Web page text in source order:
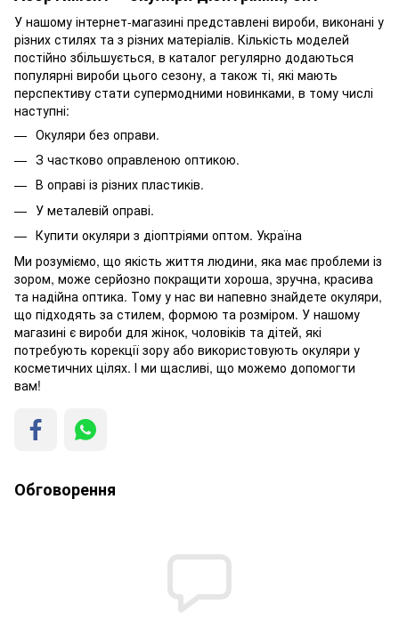
У нашому інтернет-магазині представлені вироби, виконані у
різних стилях та з різних матеріалів. Кількість моделей
постійно збільшується, в каталог регулярно додаються
популярні вироби цього сезону, а також ті, які мають
перспективу стати супермодними новинками, в тому числі
наступні:
Окуляри без оправи.
З частково оправленою оптикою.
В оправі із різних пластиків.
У металевій оправі.
Купити окуляри з діоптріями оптом. Україна
Ми розуміємо, що якість життя людини, яка має проблеми із
зором, може серйозно покращити хороша, зручна, красива
та надійна оптика. Тому у нас ви напевно знайдете окуляри,
що підходять за стилем, формою та розміром. У нашому
магазині є вироби для жінок, чоловіків та дітей, які
потребують корекції зору або використовують окуляри у
косметичних цілях. І ми щасливі, що можемо допомогти
вам!
Обговорення